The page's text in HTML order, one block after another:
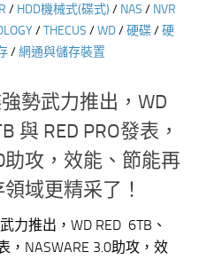
/ HDD機械式(碟式) / NAS / NVR
/THECUS /WD/硬碟/硬
/網通與儲存裝置
勢武力推出，WD
與 RED PRO發表，
助攻，效能、節能再
域更精采了！
力推出，WD RED 6TB、
，NASWARE 3.0助攻，效